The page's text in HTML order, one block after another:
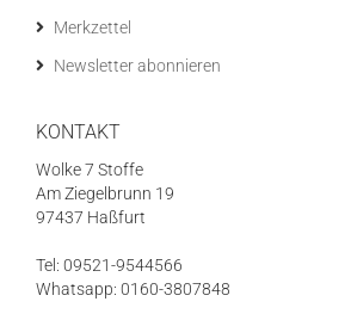
Merkzettel
Newsletter abonnieren
KONTAKT
Wolke 7 Stoffe
Am Ziegelbrunn 19
97437 Haßfurt
Tel: 09521-9544566
Whatsapp: 0160-3807848